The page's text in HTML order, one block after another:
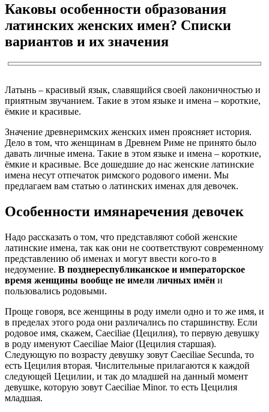
Каковы особенности образования
латинских женских имен? Списки
вариантов и их значения
Латынь – красивый язык, славящийся своей лаконичностью и
приятным звучанием. Такие в этом языке и имена – короткие,
ёмкие и красивые.
Значение древнеримских женских имен проясняет история.
Дело в том, что женщинам в Древнем Риме не принято было
давать личные имена. Такие в этом языке и имена – короткие,
ёмкие и красивые. Все дошедшие до нас женские латинские
имена несут отпечаток римского родового имени. Мы
предлагаем вам статью о латинских именах для девочек.
Особенности имянаречения девочек
Надо рассказать о том, что представляют собой женские
латинские имена, так как они не соответствуют современному
представлению об именах и могут ввести кого-то в
недоумение. В позднереспубликанское и императорское
время женщины вообще не имели личных имён и
пользовались родовыми.
Проще говоря, все женщины в роду имели одно и то же имя, и
в пределах этого рода они различались по старшинству. Если
родовое имя, скажем, Caeciliae (Цецилия), то первую девушку
в роду именуют Caeciliae Maior (Цецилия старшая).
Следующую по возрасту девушку зовут Caeciliae Secunda, то
есть Цецилия вторая. Числительные прилагаются к каждой
следующей Цецилии, и так до младшей на данный момент
девушке, которую зовут Caeciliae Minor. то есть Цецилия
младшая.